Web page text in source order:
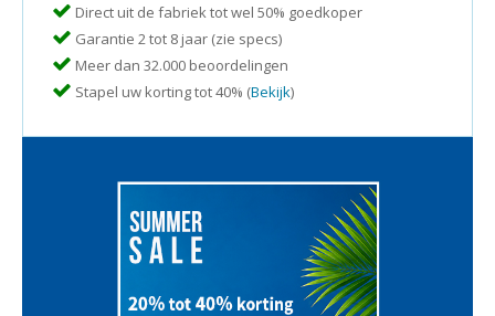
Direct uit de fabriek tot wel 50% goedkoper
Garantie 2 tot 8 jaar (zie specs)
Meer dan 32.000 beoordelingen
Stapel uw korting tot 40% (Bekijk)